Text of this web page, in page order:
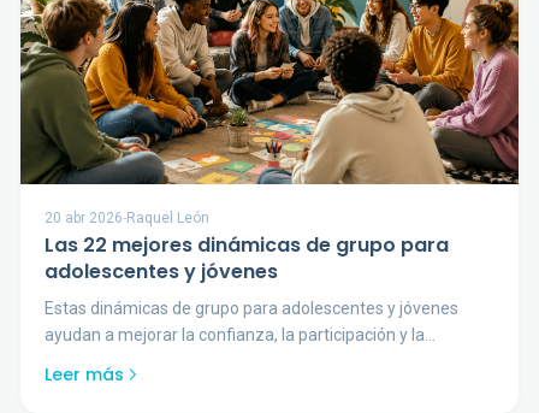
20 abr 2026-Raquel León
Las 22 mejores dinámicas de grupo para
adolescentes y jóvenes
Estas dinámicas de grupo para adolescentes y jóvenes
ayudan a mejorar la confianza, la participación y la
Leer más